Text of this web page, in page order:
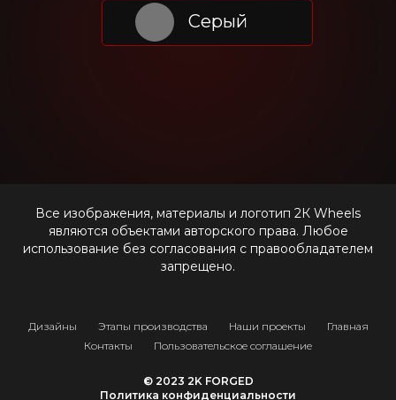
Серый
Все изображения, материалы и логотип 2К Wheels
являются объектами авторского права. Любое
использование без согласования с правообладателем
запрещено.
Дизайны Этапы производства Наши проекты
Главная
Контакты
Пользовательское соглашение
© 2023 2K FORGED
Политика конфиденциальности